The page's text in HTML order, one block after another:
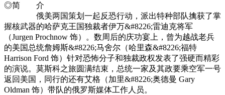
◎简 介
俄美两国策划一起反恐行动，派出特种部队擒获了掌
握核武器的哈萨克王国独裁者伊万&#8226;雷迪克将军
（Jurgen Prochnow 饰）。数周后的庆功宴上，曾为越战老兵
的美国总统詹姆斯&#8226;马舍尔（哈里森&#8226;福特
Harrison Ford 饰）针对恐怖分子和独裁政权发表了强硬而精彩
的演说。莫斯科之旅圆满结束，总统一家及其政要乘空军一号
返回美国，同行的还有艾格（加里&#8226;奥德曼 Gary
Oldman 饰）带队的俄罗斯媒体工作人员。